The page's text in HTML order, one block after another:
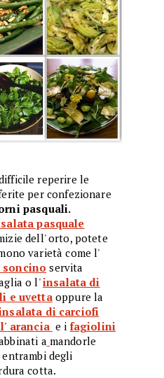
reperire le
per confezionare
pasquali.
pasquale
dell' orto, potete
varietà come l'
soncino servita
o l'insalata di
e uvettaoppure la
di carciofi
arancia e i fagiolini
a mandorle
degli
cotta.